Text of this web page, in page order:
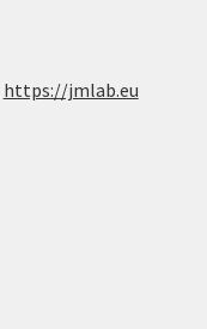
https://jmlab.eu